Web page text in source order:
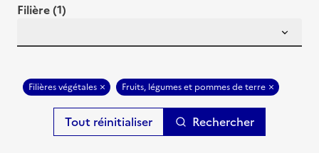
Filière (1)
Filières végétales Fruits, légumes et pommes de terre
Rechercher